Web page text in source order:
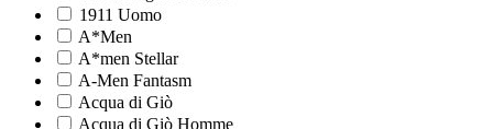
1911 Uomo
A*Men
A*men Stellar
A-Men Fantasm
Acqua di Giò
Acqua di Giò Homme